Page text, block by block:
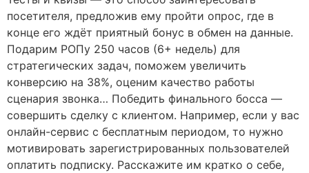
посетителя, предложив ему пройти опрос, где в
конце его ждёт приятный бонус в обмен на данные.
Подарим РОПу 250 часов (6+ недель) для
стратегических задач, поможем увеличить
конверсию на 38%, оценим качество работы
сценария звонка… Победить финального босса —
совершить сделку с клиентом. Например, если у вас
онлайн-сервис с бесплатным периодом, то нужно
мотивировать зарегистрированных пользователей
оплатить подписку. Расскажите им кратко о себе,